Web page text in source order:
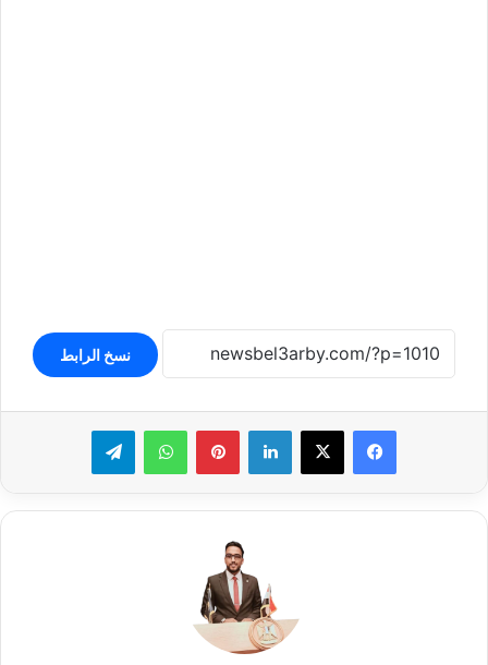
نسخ الرابط
لينكدإن بينتيريستواتساب تيلقرام